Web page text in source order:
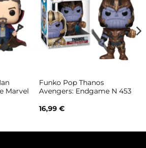
Marvel
Funko Pop Thanos
Avengers: Endgame N 453
16,99 €